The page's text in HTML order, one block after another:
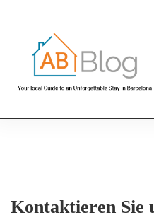
Kontaktieren Sie